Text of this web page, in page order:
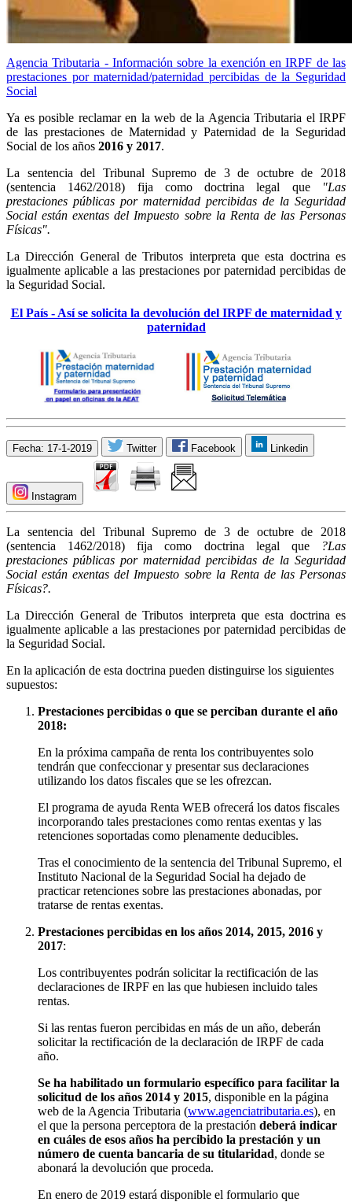
Agencia Tributaria - Información sobre la exención en IRPF de las
prestaciones por maternidad/paternidad percibidas de la Seguridad
Social
Ya es posible reclamar en la web de la Agencia Tributaria el IRPF
de las prestaciones de Maternidad y Paternidad de la Seguridad
Social de los años 2016 y 2017.
La sentencia del Tribunal Supremo de 3 de octubre de 2018
(sentencia 1462/2018) fija como doctrina legal que
"Las
prestaciones públicas por maternidad percibidas de la Seguridad
Social están exentas del Impuesto sobre la Renta de las Personas
Físicas".
La Dirección General de Tributos interpreta que esta doctrina es
igualmente aplicable a las prestaciones por paternidad percibidas de
la Seguridad Social.
El País - Así se solicita la devolución del IRPF de maternidad y
paternidad
Fecha: 17-1-2019 Twitter Facebook Linkedin
Instagram
La sentencia del Tribunal Supremo de 3 de octubre de 2018
(sentencia 1462/2018) fija como doctrina legal que
?Las
prestaciones públicas por maternidad percibidas de la Seguridad
Social están exentas del Impuesto sobre la Renta de las Personas
Físicas?.
La Dirección General de Tributos interpreta que esta doctrina es
igualmente aplicable a las prestaciones por paternidad percibidas de
la Seguridad Social.
En la aplicación de esta doctrina pueden distinguirse los siguientes
supuestos:
Prestaciones percibidas o que se perciban durante el año
2018:
En la próxima campaña de renta los contribuyentes solo
tendrán que confeccionar y presentar sus declaraciones
utilizando los datos fiscales que se les ofrezcan.
El programa de ayuda Renta WEB ofrecerá los datos fiscales
incorporando tales prestaciones como rentas exentas y las
retenciones soportadas como plenamente deducibles.
Tras el conocimiento de la sentencia del Tribunal Supremo, el
Instituto Nacional de la Seguridad Social ha dejado de
practicar retenciones sobre las prestaciones abonadas, por
tratarse de rentas exentas.
Prestaciones percibidas en los años 2014, 2015, 2016 y
2017:
Los contribuyentes podrán solicitar la rectificación de las
declaraciones de IRPF en las que hubiesen incluido tales
rentas.
Si las rentas fueron percibidas en más de un año, deberán
solicitar la rectificación de la declaración de IRPF de cada
año.
Se ha habilitado un formulario específico para facilitar la
solicitud de los años 2014 y 2015, disponible en la página
web de la Agencia Tributaria (www.agenciatributaria.es), en
el que la persona perceptora de la prestación deberá indicar
en cuáles de esos años ha percibido la prestación y un
número de cuenta bancaria de su titularidad, donde se
abonará la devolución que proceda.
En enero de 2019 estará disponible el formulario que